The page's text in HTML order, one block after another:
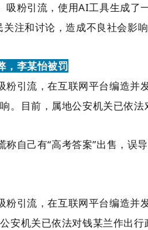
粉引流，使用AI工具生成了
注和讨论，造成不良社会影
，李某怡被罚
引流，在互联网平台编造并
目前，属地公安机关已依法
自己有“高考答案”出售，误
引流，在互联网平台编造并
安机关已依法对钱某兰作出行